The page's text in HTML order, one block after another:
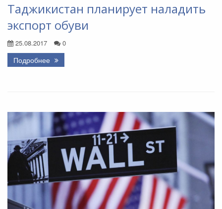
Таджикистан планирует наладить
экспорт обуви
25.08.2017 0
Подробнее